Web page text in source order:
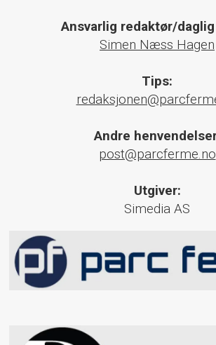
Ansvarlig redaktør/
Simen Næss Hagen
Tips:
Andre
post@parcferme.no
Utgiver:
Simedia AS